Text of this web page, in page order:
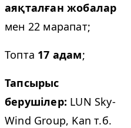
аяқталған жобалар
мен 22 марапат;
Топта 17 адам;
Тапсырыс
берушілер: LUN Sky­
Wind Group, Kan т.б.